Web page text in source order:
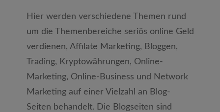
Hier werden verschiedene Themen rund
um die Themenbereiche seriös online Geld
verdienen, Affilate Marketing, Bloggen,
Trading, Kryptowährungen, Online-
Marketing, Online-Business und Network
Marketing auf einer Vielzahl an Blog-
Seiten behandelt. Die Blogseiten sind